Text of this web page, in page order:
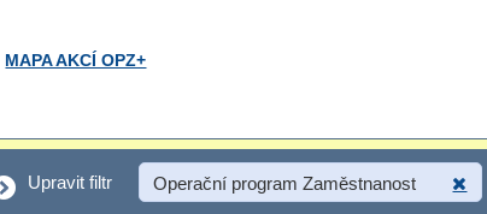
MAPA AKCÍ OPZ+
Upravit filtr
Upravit filtr Operační program Zaměstnanost